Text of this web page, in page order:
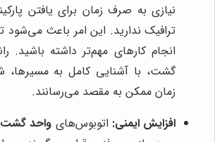
نیازی به صرف زمان برای یافتن
ترافیک ندارید. این امر باعث می‌شود
انجام کارهای مهم‌تر داشته باشید.
گشت، با آشنایی کامل به مسیرها،
زمان ممکن به مقصد می‌رسانند.
افزایش ایمنی: اتوبوس‌های واحد گشت